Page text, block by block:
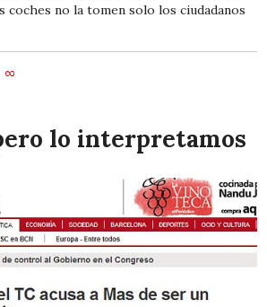
coches no la tomen solo los ciudadanos
∞
lo interpretamos